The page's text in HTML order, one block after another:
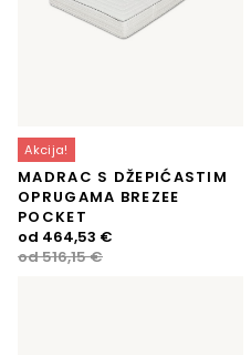
Akcija!
MADRAC S DŽEPIĆASTIM
OPRUGAMA BREZEE
POCKET
od516,15€
Izvorna
cijena
od 464,53 €
Trenutna
cijena